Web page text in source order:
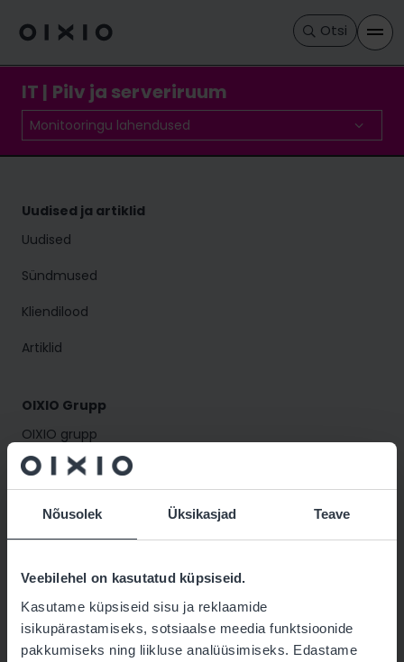
Nõusolek Üksikasjad Teave
Veebilehel on kasutatud küpsiseid.
Kasutame küpsiseid sisu ja reklaamide
isikupärastamiseks, sotsiaalse meedia funktsioonide
pakkumiseks ning liikluse analüüsimiseks. Edastame
Otsi
IT | Pilv ja serveriruum
Monitooringu lahendused
Uudised ja artiklid
Uudised
Sündmused
Kliendilood
Artiklid
OIXIO Grupp
OIXIO grupp
OIXIO Digital AS
OIXIO IT AS
Tööelu ja karjäär OIXIO ITs